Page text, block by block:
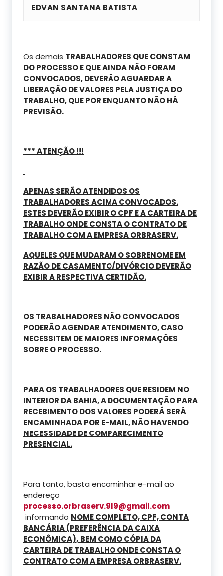
EDVAN SANTANA BATISTA
Os demais TRABALHADORES QUE CONSTAM
DO PROCESSO E QUE AINDA NÃO FORAM
CONVOCADOS, DEVERÃO AGUARDAR A
LIBERAÇÃO DE VALORES PELA JUSTIÇA DO
TRABALHO, QUE POR ENQUANTO NÃO HÁ
PREVISÃO.
*** ATENÇÃO !!!
APENAS SERÃO ATENDIDOS OS
TRABALHADORES ACIMA CONVOCADOS.
ESTES DEVERÃO EXIBIR O CPF E A CARTEIRA DE
TRABALHO ONDE CONSTA O CONTRATO DE
TRABALHO COM A EMPRESA ORBRASERV.
AQUELES QUE MUDARAM O SOBRENOME EM
RAZÃO DE CASAMENTO/DIVÓRCIO DEVERÃO
EXIBIR A RESPECTIVA CERTIDÃO.
OS TRABALHADORES NÃO CONVOCADOS
PODERÃO AGENDAR ATENDIMENTO, CASO
NECESSITEM DE MAIORES INFORMAÇÕES
SOBRE O PROCESSO.
PARA OS TRABALHADORES QUE RESIDEM NO
INTERIOR DA BAHIA, A DOCUMENTAÇÃO PARA
RECEBIMENTO DOS VALORES PODERÁ SERÁ
ENCAMINHADA POR E-MAIL, NÃO HAVENDO
NECESSIDADE DE COMPARECIMENTO
PRESENCIAL.
Para tanto, basta encaminhar e-mail ao
endereço
processo.orbraserv.919@gmail.com
informando NOME COMPLETO, CPF, CONTA
BANCÁRIA (PREFERÊNCIA DA CAIXA
ECONÔMICA), BEM COMO CÓPIA DA
CARTEIRA DE TRABALHO ONDE CONSTA O
CONTRATO COM A EMPRESA ORBRASERV.